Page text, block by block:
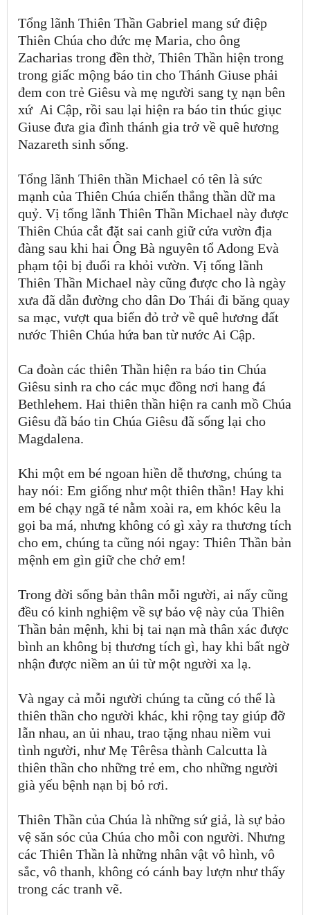
Tổng lãnh Thiên Thần Gabriel mang sứ điệp
Thiên Chúa cho đức mẹ Maria, cho ông
Zacharias trong đền thờ, Thiên Thần hiện trong
trong giấc mộng báo tin cho Thánh Giuse phải
đem con trẻ Giêsu và mẹ người sang tỵ nạn bên
xứ Ai Cập, rồi sau lại hiện ra báo tin thúc giục
Giuse đưa gia đình thánh gia trở về quê hương
Nazareth sinh sống.
Tổng lãnh Thiên thần Michael có tên là sức
mạnh của Thiên Chúa chiến thắng thần dữ ma
quỷ. Vị tổng lãnh Thiên Thần Michael này được
Thiên Chúa cắt đặt sai canh giữ cửa vườn địa
đàng sau khi hai Ông Bà nguyên tổ Adong Evà
phạm tội bị đuổi ra khỏi vườn. Vị tổng lãnh
Thiên Thần Michael này cũng được cho là ngày
xưa đã dẫn đường cho dân Do Thái đi băng quay
sa mạc, vượt qua biển đỏ trở về quê hương đất
nước Thiên Chúa hứa ban từ nước Ai Cập.
Ca đoàn các thiên Thần hiện ra báo tin Chúa
Giêsu sinh ra cho các mục đồng nơi hang đá
Bethlehem. Hai thiên thần hiện ra canh mồ Chúa
Giêsu đã báo tin Chúa Giêsu đã sống lại cho
Magdalena.
Khi một em bé ngoan hiền dễ thương, chúng ta
hay nói: Em giống như một thiên thần! Hay khi
em bé chạy ngã té nằm xoài ra, em khóc kêu la
gọi ba má, nhưng không có gì xảy ra thương tích
cho em, chúng ta cũng nói ngay: Thiên Thần bản
mệnh em gìn giữ che chở em!
Trong đời sống bản thân mỗi người, ai nấy cũng
đều có kinh nghiệm về sự bảo vệ này của Thiên
Thần bản mệnh, khi bị tai nạn mà thân xác được
bình an không bị thương tích gì, hay khi bất ngờ
nhận được niềm an ủi từ một người xa lạ.
Và ngay cả mỗi người chúng ta cũng có thể là
thiên thần cho người khác, khi rộng tay giúp đỡ
lẫn nhau, an ủi nhau, trao tặng nhau niềm vui
tình người, như Mẹ Têrêsa thành Calcutta là
thiên thần cho những trẻ em, cho những người
già yếu bệnh nạn bị bỏ rơi.
Thiên Thần của Chúa là những sứ giả, là sự bảo
vệ săn sóc của Chúa cho mỗi con người. Nhưng
các Thiên Thần là những nhân vật vô hình, vô
sắc, vô thanh, không có cánh bay lượn như thấy
trong các tranh vẽ.